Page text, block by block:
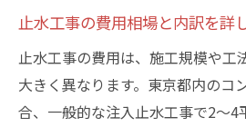
止水工事の費用相場と内訳を詳
止水工事の費用は、施工規模や工
大きく異なります。東京都内のコ
合、一般的な注入止水工事で2〜4